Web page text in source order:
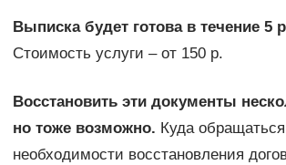
Выписка будет готова в течение 5
Стоимость услуги – от 150 р.
Восстановить эти документы
но тоже возможно. Куда
необходимости восстановления